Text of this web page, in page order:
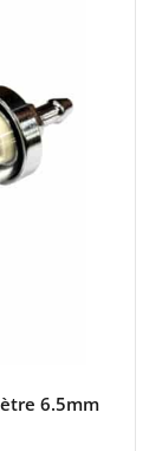
6.5mm